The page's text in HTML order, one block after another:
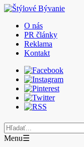
O nás
PR články
Reklama
Kontakt
Menu☰